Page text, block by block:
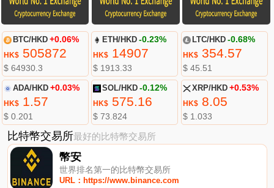
BTC/HKD +0.06%
HK$505872
$ 64930.3
ETH/HKD -0.23%
HK$ 14907
$ 1913.33
LTC/HKD -0.68%
HK$354.57
$ 45.51
ADA/HKD +0.03%
HK$1.57
$ 0.201
SOL/HKD -0.12%
HK$ 575.16
$ 73.824
XRP/HKD +0.53%
HK$8.05
$ 1.033
比特幣交易所最好的比特幣交易所
幣安
世界排名第一的比特幣交易所
URL：https://www.binance.com